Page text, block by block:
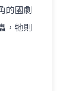
的國劇
，牠則